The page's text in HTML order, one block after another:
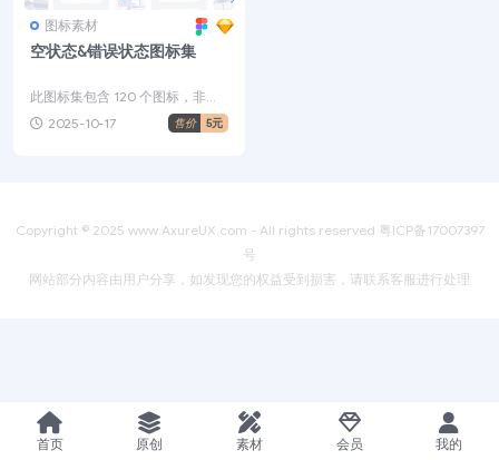
图标素材
空状态&错误状态图标集
此图标集包含 120 个图标，非常
适合您的登录页面、网站或移动
应用程序。它支持 ...
2025-10-17 售价 5元
Copyright © 2025 www.AxureUX.com - All rights reserved 粤ICP备17007397
号
网站部分内容由用户分享，如发现您的权益受到损害，请联系客服进行处理
首页 原创 素材 会员 我的